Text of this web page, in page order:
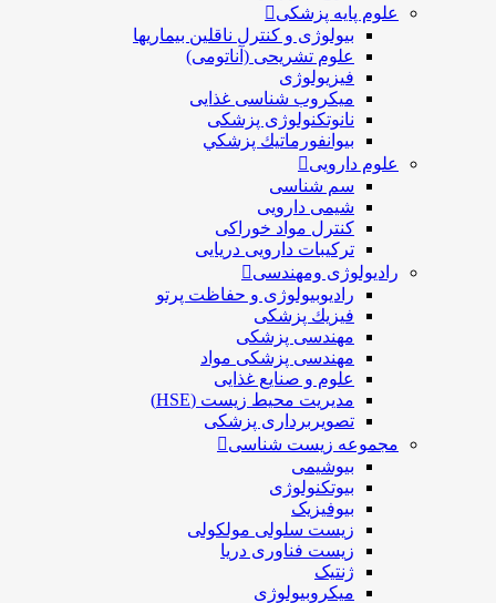
علوم پایه پزشکی
بیولوژی و کنترل ناقلین بیماریها
علوم تشریحی (آناتومی)
فیزیولوژی
ميكروب شناسی غذایی
نانوتکنولوژی پزشکی
بيوانفورماتيك پزشكي
علوم دارویی
سم شناسی
شیمی دارویی
کنترل مواد خوراکی
ترکیبات دارویی دریایی
رادیولوژی ومهندسی
رادیوبیولوژی و حفاظت پرتو
فيزيك پزشکی
مهندسی پزشکی
مهندسی پزشکی مواد
علوم و صنايع غذایی
مدیریت محیط زیست (HSE)
تصویربرداری پزشکی
مجموعه زیست شناسی
بیوشیمی
بیوتکنولوژی
بیوفیزیک
زیست سلولی مولکولی
زیست فناوری دریا
ژنتیک
میکروبیولوژی